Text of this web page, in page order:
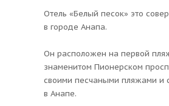
Отель «Белый песок» это
в городе Анапа.
Он расположен на первой
знаменитом Пионерском
своими песчаными пляжами и
в Анапе.